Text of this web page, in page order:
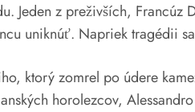
z preživších, Francúz
uniknúť. Napriek tragédii
ktorý zomrel po údere
horolezcov,